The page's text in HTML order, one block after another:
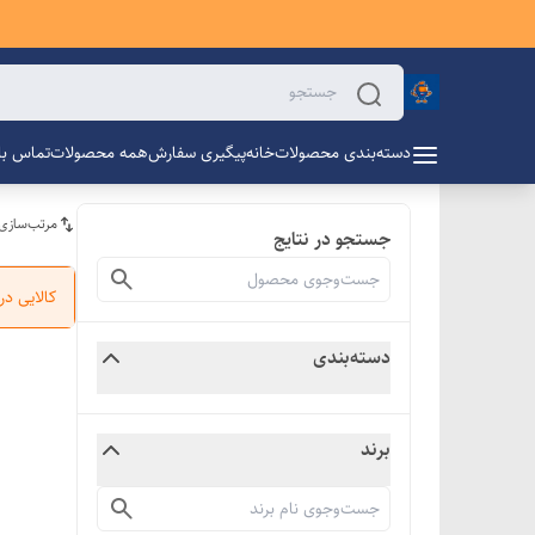
دسته‌بندی محصولاتخانهپیگیری سفارشهمه محصولاتتماس
جستجو در نتایج
دسته‌بندی
برند
کالایی